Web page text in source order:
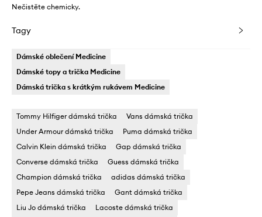
Nečistěte chemicky.
Tagy
Dámské oblečení Medicine
Dámské topy a trička Medicine
Dámská trička s krátkým rukávem Medicine
Tommy Hilfiger dámská trička
Vans dámská trička
Under Armour dámská trička
Puma dámská trička
Calvin Klein dámská trička
Gap dámská trička
Converse dámská trička
Guess dámská trička
Champion dámská trička
adidas dámská trička
Pepe Jeans dámská trička
Gant dámská trička
Liu Jo dámská trička
Lacoste dámská trička